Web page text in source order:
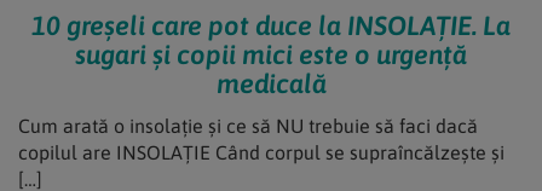
10 greșeli care pot duce la INSOLAȚIE. La
sugari și copii mici este o urgență
medicală
Cum arată o insolație și ce să NU trebuie să faci dacă
copilul are INSOLAȚIE Când corpul se supraîncălzește și
[…]